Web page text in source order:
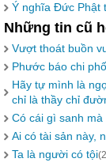
Ý nghĩa Đức Phật
Những tin cũ
Vượt thoát buồn
Phước báo chi
Hãy tự mình là
chỉ là thầy chỉ
Có cái gì sanh
Ai có tài sản này,
Ta là người có tội